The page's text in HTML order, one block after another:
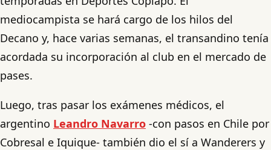
mediocampista se hará cargo de los hilos del
Decano y, hace varias semanas, el transandino tenía
acordada su incorporación al club en el mercado de
pases.
Luego, tras pasar los exámenes médicos, el
argentino Leandro Navarro -con pasos en Chile por
Cobresal e Iquique- también dio el sí a Wanderers y